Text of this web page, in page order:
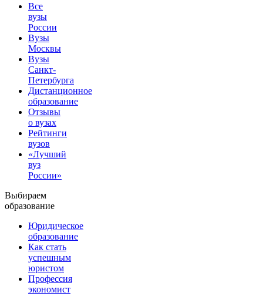
Все
вузы
России
Вузы
Москвы
Вузы
Санкт-
Петербурга
Дистанционное
образование
Отзывы
о вузах
Рейтинги
вузов
«Лучший
вуз
России»
Выбираем
образование
Юридическое
образование
Как стать
успешным
юристом
Профессия
экономист